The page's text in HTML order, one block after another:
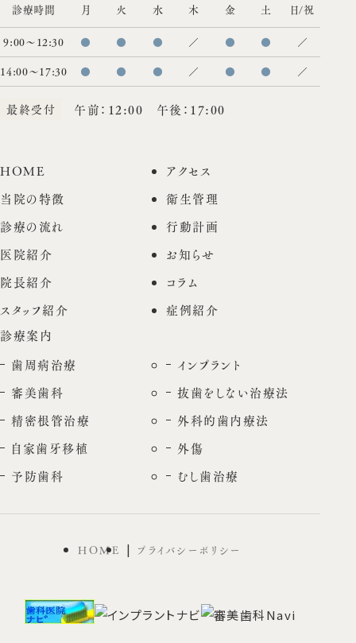
診療時間 月 火 水 木 金 土
日/祝
9:00〜12:30
● ● ● ／ ● ●
／
14:00〜17:30
● ● ● ／ ● ● ／
最終受付 午前：12:00 午後：17:00
HOME
当院の特徴
診療の流れ
医院紹介
院長紹介
スタッフ紹介
アクセス
衛生管理
行動計画
お知らせ
コラム
症例紹介
診療案内
歯周病治療
審美歯科
精密根管治療
自家歯牙移植
予防歯科
インプラント
抜歯をしない治療法
外科的歯内療法
外傷
むし歯治療
HOME プライバシーポリシー